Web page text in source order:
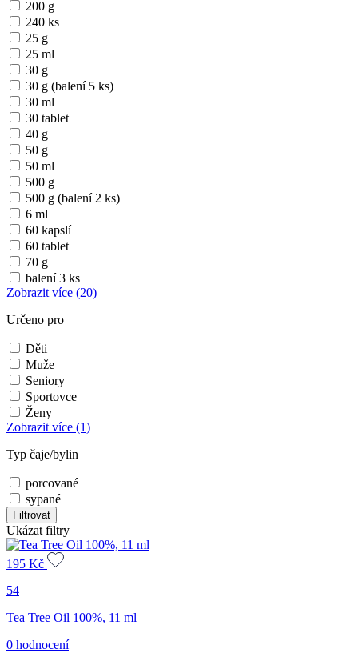
200 g
240 ks
25 g
25 ml
30 g
30 g (balení 5 ks)
30 ml
30 tablet
40 g
50 g
50 ml
500 g
500 g (balení 2 ks)
6 ml
60 kapslí
60 tablet
70 g
balení 3 ks
Zobrazit více (20)
Určeno pro
Děti
Muže
Seniory
Sportovce
Ženy
Zobrazit více (1)
Typ čaje/bylin
porcované
sypané
Filtrovat
Ukázat filtry
195 Kč
54
Tea Tree Oil 100%, 11 ml
0 hodnocení